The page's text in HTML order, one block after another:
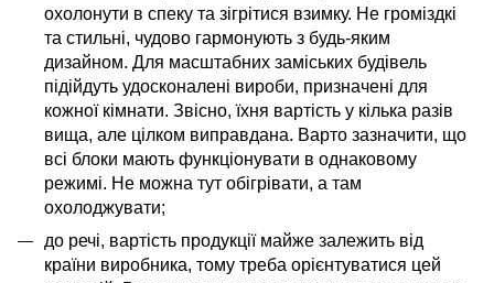
охолонути в спеку та зігрітися взимку. Не громіздкі
та стильні, чудово гармонують з будь-яким
дизайном. Для масштабних заміських будівель
підійдуть удосконалені вироби, призначені для
кожної кімнати. Звісно, ​​їхня вартість у кілька разів
вища, але цілком виправдана. Варто зазначити, що
всі блоки мають функціонувати в однаковому
режимі. Не можна тут обігрівати, а там
охолоджувати;
до речі, вартість продукції майже залежить від
країни виробника, тому треба орієнтуватися цей